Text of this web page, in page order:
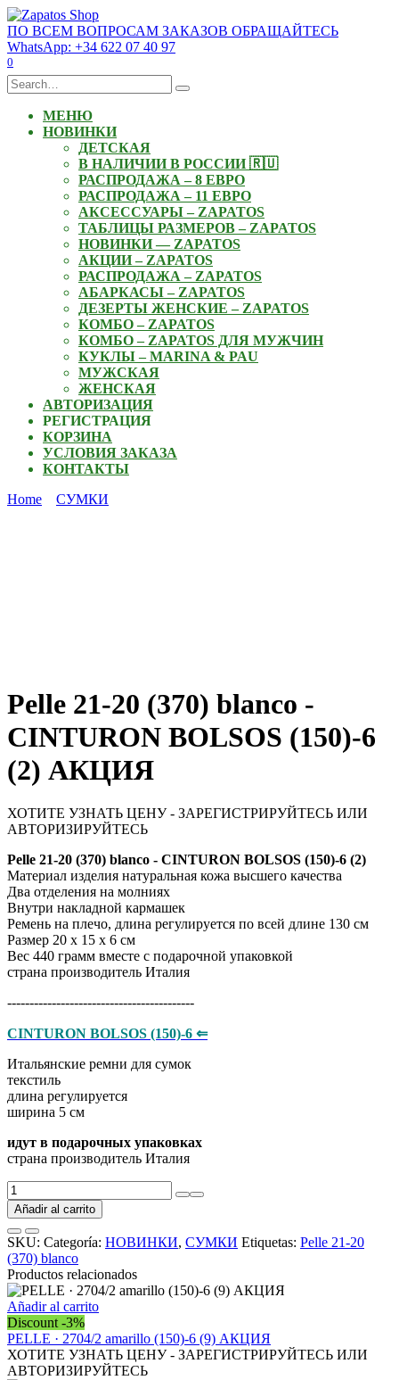
Skip
to
content
ПО ВСЕМ ВОПРОСАМ ЗАКАЗОВ ОБРАЩАЙТЕСЬ
WhatsApp: +34 622 07 40 97
0
Search
for:
МЕНЮ
НОВИНКИ
ДЕТСКАЯ
В НАЛИЧИИ В РОССИИ 🇷🇺
РАСПРОДАЖА – 8 ЕВРО
РАСПРОДАЖА – 11 ЕВРО
АКСЕССУАРЫ – ZAPATOS
ТАБЛИЦЫ РАЗМЕРОВ – ZAPATOS
НОВИНКИ — ZAPATOS
АКЦИИ – ZAPATOS
РАСПРОДАЖА – ZAPATOS
АБАРКАСЫ – ZAPATOS
ДЕЗЕРТЫ ЖЕНСКИЕ – ZAPATOS
КОМБО – ZAPATOS
КОМБО – ZAPATOS ДЛЯ МУЖЧИН
КУКЛЫ – MARINA & PAU
МУЖСКАЯ
ЖЕНСКАЯ
АВТОРИЗАЦИЯ
РЕГИСТРАЦИЯ
КОРЗИНА
УСЛОВИЯ ЗАКАЗА
КОНТАКТЫ
Home
СУМКИ
Pelle 21-20 (370) blanco -
CINTURON BOLSOS (150)-6
(2) АКЦИЯ
ХОТИТЕ УЗНАТЬ ЦЕНУ - ЗАРЕГИСТРИРУЙТЕСЬ ИЛИ
АВТОРИЗИРУЙТЕСЬ
Pelle 21-20 (370) blanco - CINTURON BOLSOS (150)-6 (2)
Материал изделия натуральная кожа высшего качества
Два отделения на молниях
Внутри накладной кармашек
Ремень на плечо, длина регулируется по всей длине 130 см
Размер 20 х 15 х 6 см
Вес 440 грамм вместе с подарочной упаковкой
страна производитель Италия
------------------------------------------
CINTURON BOLSOS (150)-6 ⇐
Итальянские ремни для сумок
​​​​​​​текстиль
длина регулируется
ширина 5 см
идут в подарочных упаковках
страна производитель Италия
Pelle
21-
20
(370)
blanco
-
CINTURON
BOLSOS
(150)-6
(2)
АКЦИЯ
cantidad
Añadir al carrito
SKU: Categoría: НОВИНКИ, СУМКИ Etiquetas: Pelle 21-20
(370) blanco
Productos relacionados
Añadir al carrito
Discount -3%
PELLE · 2704/2 amarillo (150)-6 (9) АКЦИЯ
ХОТИТЕ УЗНАТЬ ЦЕНУ - ЗАРЕГИСТРИРУЙТЕСЬ ИЛИ
АВТОРИЗИРУЙТЕСЬ